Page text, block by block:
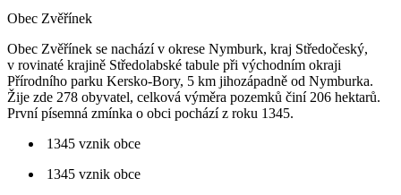
Obec Zvěřínek
Obec Zvěřínek se nachází v okrese Nymburk, kraj Středočeský,
v rovinaté krajině Středolabské tabule při východním okraji
Přírodního parku Kersko-Bory, 5 km jihozápadně od Nymburka.
Žije zde 278 obyvatel, celková výměra pozemků činí 206 hektarů.
První písemná zmínka o obci pochází z roku 1345.
1345 vznik obce
1345 vznik obce